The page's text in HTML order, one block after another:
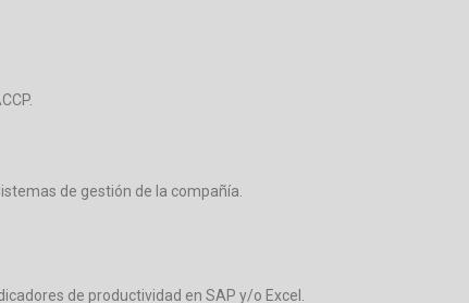
de gestión de la compañía.
de productividad en SAP y/o Excel.